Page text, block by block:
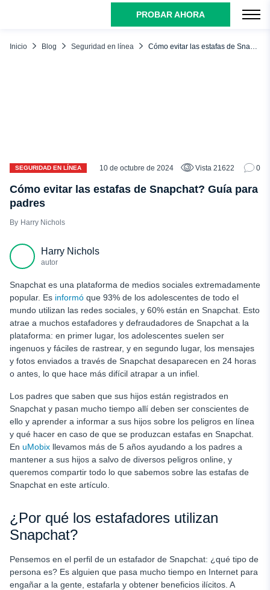
PROBAR AHORA
Inicio Blog Seguridad en línea Cómo evitar las estafas de Snapchat? Guía para padres
SEGURIDAD EN LÍNEA 10 de octubre de 2024 Vista 21622 0
Cómo evitar las estafas de Snapchat? Guía para
padres
Harry Nichols
Harry Nichols
autor
Snapchat es una plataforma de medios sociales extremadamente
popular. Es informó que 93% de los adolescentes de todo el
mundo utilizan las redes sociales, y 60% están en Snapchat. Esto
atrae a muchos estafadores y defraudadores de Snapchat a la
plataforma: en primer lugar, los adolescentes suelen ser
ingenuos y fáciles de rastrear, y en segundo lugar, los mensajes
y fotos enviados a través de Snapchat desaparecen en 24 horas
o antes, lo que hace más difícil atrapar a un infiel.
Los padres que saben que sus hijos están registrados en
Snapchat y pasan mucho tiempo allí deben ser conscientes de
ello y aprender a informar a sus hijos sobre los peligros en línea
y qué hacer en caso de que se produzcan estafas en Snapchat.
En uMobix llevamos más de 5 años ayudando a los padres a
mantener a sus hijos a salvo de diversos peligros online, y
queremos compartir todo lo que sabemos sobre las estafas de
Snapchat en este artículo.
¿Por qué los estafadores utilizan
Snapchat?
Pensemos en el perfil de un estafador de Snapchat: ¿qué tipo de
persona es? Es alguien que pasa mucho tiempo en Internet para
engañar a la gente, estafarla y obtener beneficios ilícitos. A
¿Por qué los estafadores utilizan Snapchat?
Estafas benéficas
Estafas en Snapchat
Estafa de concurso falso
Estafas de falsos empleos
Cómo reconocer cuentas falsas de Snapchat
Nombres de estafadores de Snapchat
Fotos de estafadores de Snapchat
Cómo evitar las estafas de Snapchat
Cuida de la seguridad de tus hijos con la función espía de
Snapchat de uMobix
Conclusión